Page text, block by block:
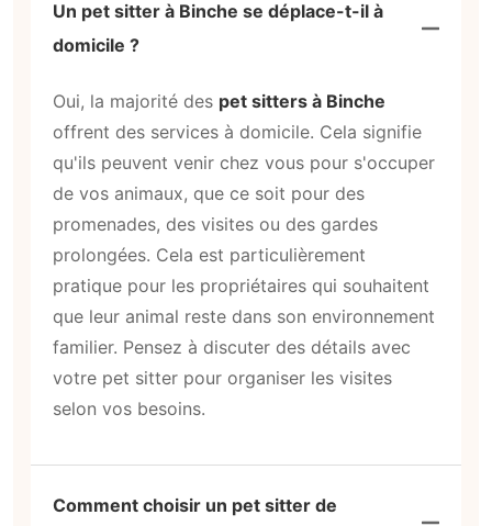
Un pet sitter à Binche se déplace-t-il à
domicile ?
Oui, la majorité des pet sitters à Binche
offrent des services à domicile. Cela signifie
qu'ils peuvent venir chez vous pour s'occuper
de vos animaux, que ce soit pour des
promenades, des visites ou des gardes
prolongées. Cela est particulièrement
pratique pour les propriétaires qui souhaitent
que leur animal reste dans son environnement
familier. Pensez à discuter des détails avec
votre pet sitter pour organiser les visites
selon vos besoins.
Comment choisir un pet sitter de